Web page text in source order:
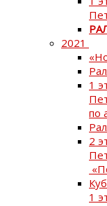
2021
1
по
2
1